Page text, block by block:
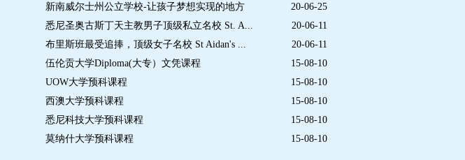
20-06-25
新南威尔士州公立学校-让孩子梦想实现的地方
20-06-11
悉尼圣奥古斯丁天主教男子顶级私立名校 St. A...
20-06-11
布里斯班最受追捧，顶级女子名校 St Aidan's ...
15-08-10
伍伦贡大学Diploma(大专）文凭课程
15-08-10
UOW大学预科课程
15-08-10
西澳大学预科课程
15-08-10
悉尼科技大学预科课程
15-08-10
莫纳什大学预科课程